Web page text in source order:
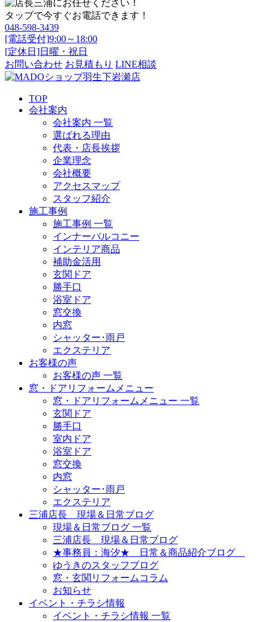
タップで今すぐお電話できます！
048-598-3439
[電話受付]9:00～18:00
[定休日]日曜・祝日
お問い合わせ お見積もり LINE相談
TOP
会社案内
会社案内 一覧
選ばれる理由
代表・店長挨拶
企業理念
会社概要
アクセスマップ
スタッフ紹介
施工事例
施工事例 一覧
インナーバルコニー
インテリア商品
補助金活用
玄関ドア
勝手口
浴室ドア
窓交換
内窓
シャッター･雨戸
エクステリア
お客様の声
お客様の声 一覧
窓・ドアリフォームメニュー
窓・ドアリフォームメニュー 一覧
玄関ドア
勝手口
室内ドア
浴室ドア
窓交換
内窓
シャッター･雨戸
エクステリア
三浦店長 現場＆日常ブログ
現場＆日常ブログ 一覧
三浦店長 現場＆日常ブログ
★事務員：海汐★ 日常＆商品紹介ブログ
ゆうきのスタッフブログ
窓・玄関リフォームコラム
お知らせ
イベント・チラシ情報
イベント・チラシ情報 一覧